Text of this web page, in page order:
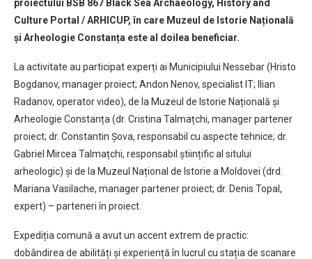
proiectului BSB 867 Black Sea Archaeology, History and
Culture Portal / ARHICUP, în care Muzeul de Istorie Națională
și Arheologie Constanța este al doilea beneficiar.
La activitate au participat experți ai Municipiului Nessebar (Hristo
Bogdanov, manager proiect; Andon Nenov, specialist IT; Ilian
Radanov, operator video), de la Muzeul de Istorie Națională și
Arheologie Constanța (dr. Cristina Talmațchi, manager partener
proiect; dr. Constantin Șova, responsabil cu aspecte tehnice; dr.
Gabriel Mircea Talmațchi, responsabil științific al sitului
arheologic) și de la Muzeul Național de Istorie a Moldovei (drd.
Mariana Vasilache, manager partener proiect; dr. Denis Topal,
expert) – parteneri în proiect.
Expediția comună a avut un accent extrem de practic:
dobândirea de abilități și experiență în lucrul cu stația de scanare